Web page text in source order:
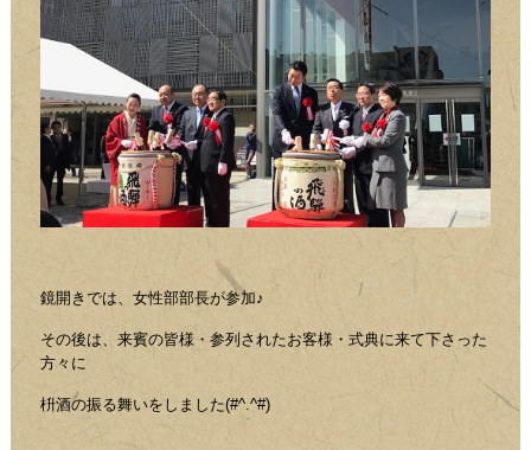
鏡開きでは、女性部部長が参加♪
その後は、来賓の皆様・参列されたお客様・式典に来て下さった
方々に
枡酒の振る舞いをしました(#^.^#)